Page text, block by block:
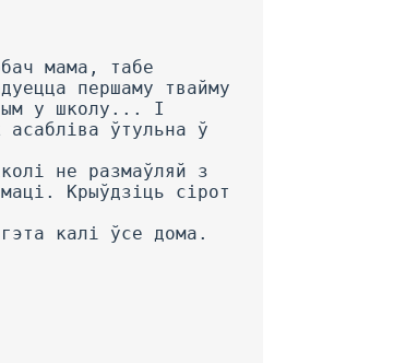
мама, табе
першаму твайму
у школу... I
ўтульна ў
не размаўляй з
Крыўдзіць сірот
калі ўсе дома.